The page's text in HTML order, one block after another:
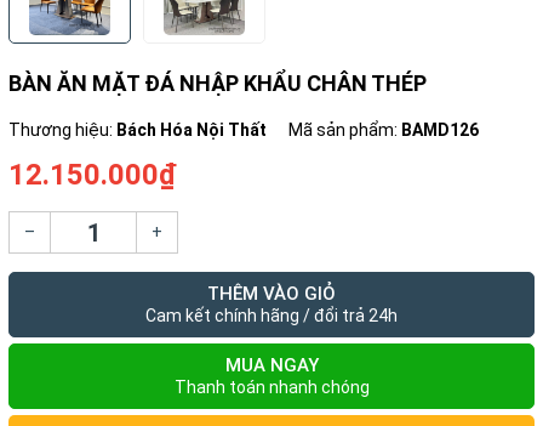
BÀN ĂN MẶT ĐÁ NHẬP KHẨU CHÂN THÉP
Thương hiệu: Bách Hóa Nội Thất Mã sản phẩm: BAMD126
12.150.000₫
– +
THÊM VÀO GIỎ
Cam kết chính hãng / đổi trả 24h
MUA NGAY
Thanh toán nhanh chóng